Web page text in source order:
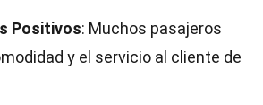
Positivos: Muchos pasajeros
y el servicio al cliente de